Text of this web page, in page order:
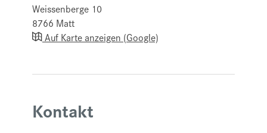
Weissenberge 10
8766 Matt
Auf Karte anzeigen (Google)
Kontakt